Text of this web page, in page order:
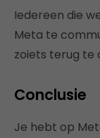
Iedereen die
Meta te
zoiets terug te
Conclusie
Je hebt op